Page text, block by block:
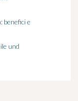
benefici e
und